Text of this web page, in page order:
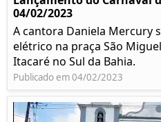
04/02/2023
A cantora Daniela Mercury
elétrico na praça São
Itacaré no Sul da Bahia.
Publicado em 04/02/2023